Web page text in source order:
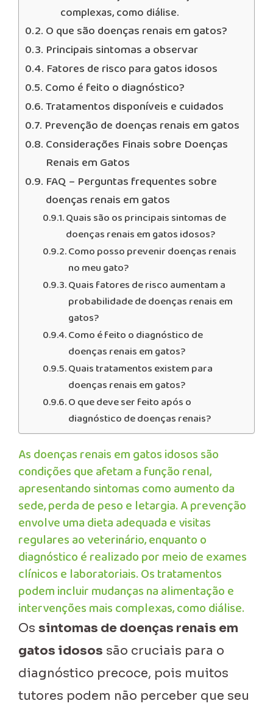
complexas, como diálise.
O que são doenças renais em gatos?
Principais sintomas a observar
Fatores de risco para gatos idosos
Como é feito o diagnóstico?
Tratamentos disponíveis e cuidados
Prevenção de doenças renais em gatos
Considerações Finais sobre Doenças
Renais em Gatos
FAQ – Perguntas frequentes sobre
doenças renais em gatos
Quais são os principais sintomas de
doenças renais em gatos idosos?
Como posso prevenir doenças renais
no meu gato?
Quais fatores de risco aumentam a
probabilidade de doenças renais em
gatos?
Como é feito o diagnóstico de
doenças renais em gatos?
Quais tratamentos existem para
doenças renais em gatos?
O que deve ser feito após o
diagnóstico de doenças renais?
As doenças renais em gatos idosos são
condições que afetam a função renal,
apresentando sintomas como aumento da
sede, perda de peso e letargia. A prevenção
envolve uma dieta adequada e visitas
regulares ao veterinário, enquanto o
diagnóstico é realizado por meio de exames
clínicos e laboratoriais. Os tratamentos
podem incluir mudanças na alimentação e
intervenções mais complexas, como diálise.
Os sintomas de doenças renais em
gatos idosos são cruciais para o
diagnóstico precoce, pois muitos
tutores podem não perceber que seu